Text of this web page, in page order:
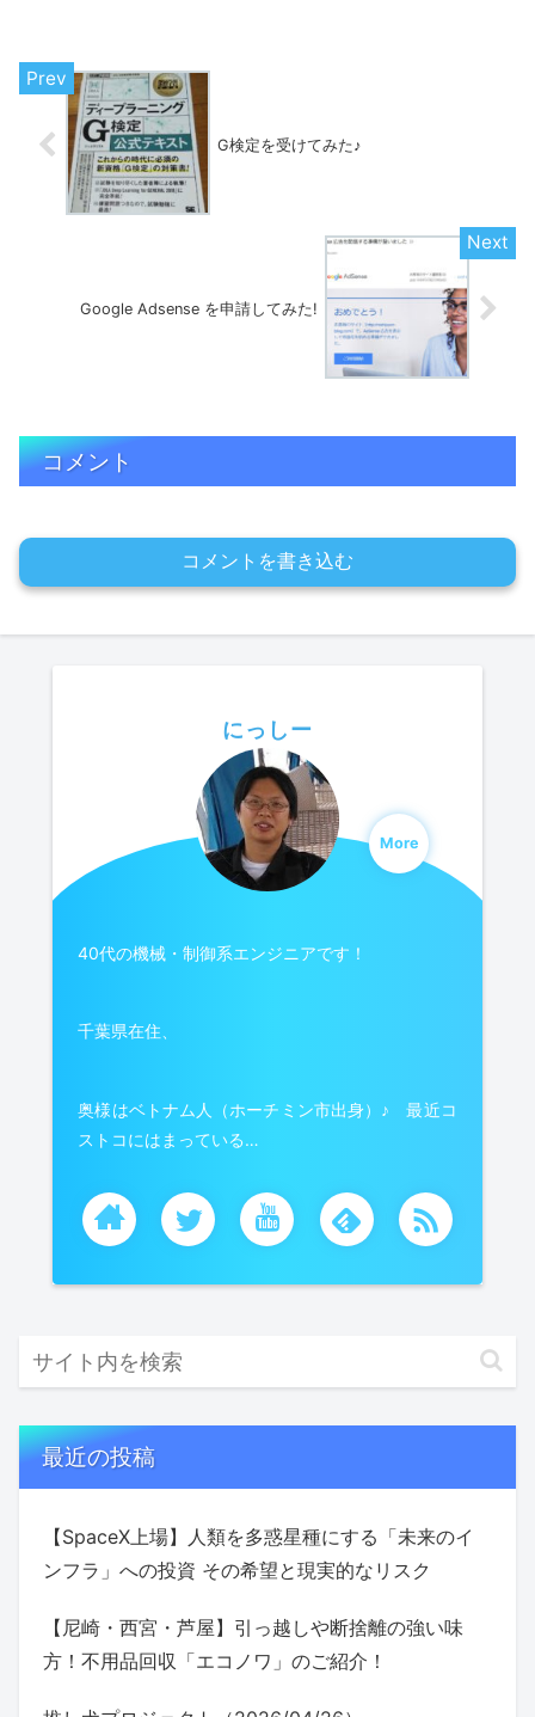
G検定を受けてみた♪
Google Adsense を申請してみた!
コメント
コメントを書き込む
にっしー
40代の機械・制御系エンジニアです！
千葉県在住、
奥様はベトナム人（ホーチミン市出身）♪ 最近コ
ストコにはまっている…
More
最近の投稿
【SpaceX上場】人類を多惑星種にする「未来のイ
ンフラ」への投資 その希望と現実的なリスク
【尼崎・西宮・芦屋】引っ越しや断捨離の強い味
方！不用品回収「エコノワ」のご紹介！